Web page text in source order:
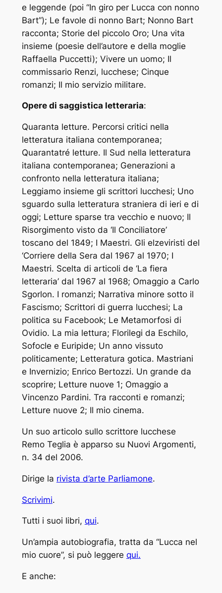
e leggende (poi “In giro per Lucca con nonno
Bart”); Le favole di nonno Bart; Nonno Bart
racconta; Storie del piccolo Oro; Una vita
insieme (poesie dell’autore e della moglie
Raffaella Puccetti); Vivere un uomo; Il
commissario Renzi, lucchese; Cinque
romanzi; Il mio servizio militare.
Opere di saggistica letteraria:
Quaranta letture. Percorsi critici nella
letteratura italiana contemporanea;
Quarantatré letture. Il Sud nella letteratura
italiana contemporanea; Generazioni a
confronto nella letteratura italiana;
Leggiamo insieme gli scrittori lucchesi; Uno
sguardo sulla letteratura straniera di ieri e di
oggi; Letture sparse tra vecchio e nuovo; Il
Risorgimento visto da ‘Il Conciliatore’
toscano del 1849; I Maestri. Gli elzeviristi del
‘Corriere della Sera dal 1967 al 1970; I
Maestri. Scelta di articoli de ‘La fiera
letteraria’ dal 1967 al 1968; Omaggio a Carlo
Sgorlon. I romanzi; Narrativa minore sotto il
Fascismo; Scrittori di guerra lucchesi; La
politica su Facebook; Le Metamorfosi di
Ovidio. La mia lettura; Florilegi da Eschilo,
Sofocle e Euripide; Un anno vissuto
politicamente; Letteratura gotica. Mastriani
e Invernizio; Enrico Bertozzi. Un grande da
scoprire; Letture nuove 1; Omaggio a
Vincenzo Pardini. Tra racconti e romanzi;
Letture nuove 2; Il mio cinema.
Un suo articolo sullo scrittore lucchese
Remo Teglia è apparso su Nuovi Argomenti,
n. 34 del 2006.
Dirige la rivista d’arte Parliamone.
Scrivimi.
Tutti i suoi libri, qui.
Un’ampia autobiografia, tratta da “Lucca nel
mio cuore”, si può leggere qui.
E anche: